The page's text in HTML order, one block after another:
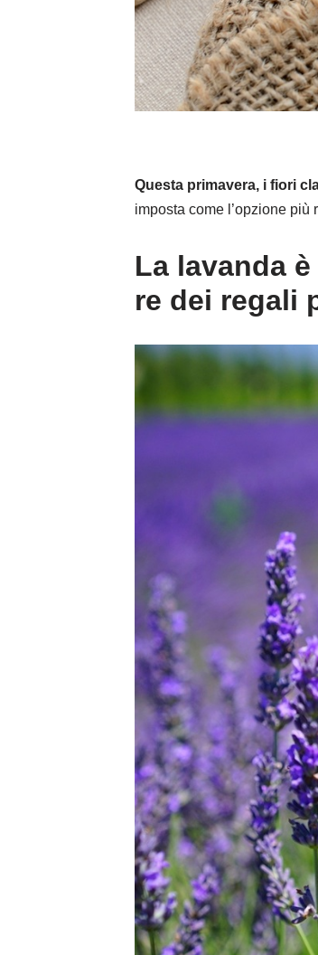
Questa primavera, i fiori
imposta come l’opzione più
La lavanda
re dei regali